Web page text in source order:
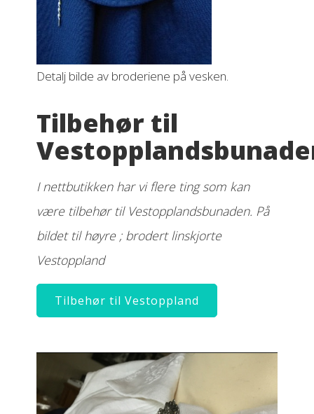
Detalj bilde av broderiene på vesken.
Tilbehør til
I nettbutikken har vi flere ting som kan
være tilbehør til Vestopplandsbunaden. På
bildet til høyre ; brodert linskjorte
Vestoppland
Tilbehør til Vestoppland